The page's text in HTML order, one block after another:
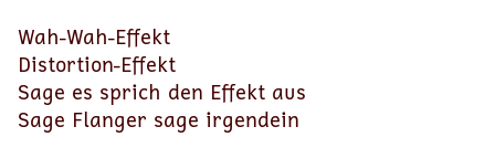
Wah-Wah-Effekt
Distortion-Effekt
Sage es sprich den Effekt aus
Sage Flanger sage irgendein